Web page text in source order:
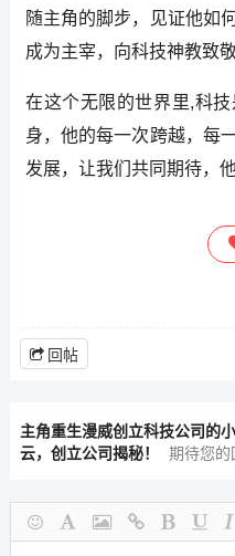
随主角的脚步，见证他如
成为主宰，向科技神教致
在这个无限的世界里,科
身，他的每一次跨越，每
发展，让我们共同期待，
回帖
主角重生漫威创立科技公司的
云，创立公司揭秘！
期待您的